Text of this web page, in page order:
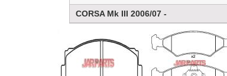
CORSA Mk III 2006/07 -